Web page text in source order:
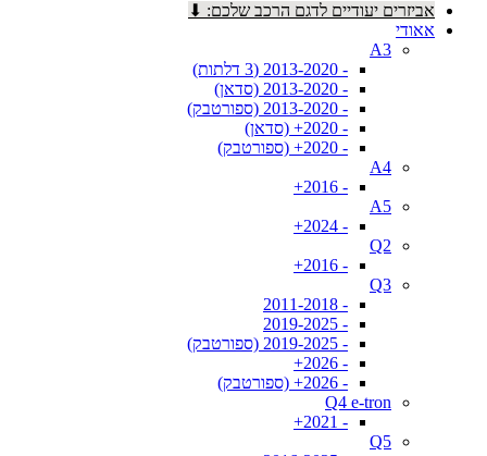
אביזרים יעודיים לדגם הרכב שלכם: ⬇
אאודי
A3
- 2013-2020 (3 דלתות)
- 2013-2020 (סדאן)
- 2013-2020 (ספורטבק)
- 2020+ (סדאן)
- 2020+ (ספורטבק)
A4
- 2016+
A5
- 2024+
Q2
- 2016+
Q3
- 2011-2018
- 2019-2025
- 2019-2025 (ספורטבק)
- 2026+
- 2026+ (ספורטבק)
Q4 e-tron
- 2021+
Q5